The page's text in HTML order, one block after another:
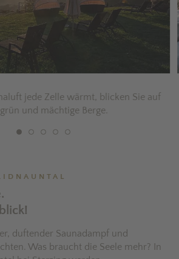
jede Zelle wärmt, blicken Sie auf
und mächtige Berge.
duftender Saunadampf und
Was braucht die Seele mehr? In